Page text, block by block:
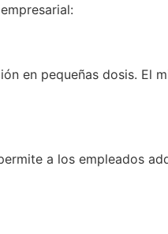
en pequeñas dosis. El
a los empleados